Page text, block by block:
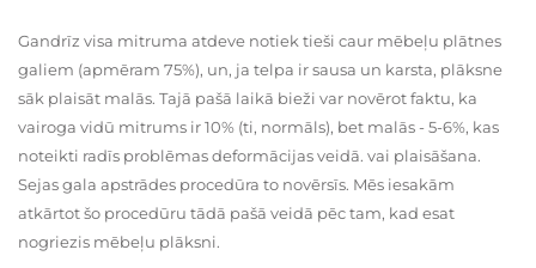
Gandrīz visa mitruma atdeve notiek tieši caur mēbeļu plātnes
galiem (apmēram 75%), un, ja telpa ir sausa un karsta, plāksne
sāk plaisāt malās. Tajā pašā laikā bieži var novērot faktu, ka
vairoga vidū mitrums ir 10% (ti, normāls), bet malās - 5-6%, kas
noteikti radīs problēmas deformācijas veidā. vai plaisāšana.
Sejas gala apstrādes procedūra to novērsīs. Mēs iesakām
atkārtot šo procedūru tādā pašā veidā pēc tam, kad esat
nogriezis mēbeļu plāksni.